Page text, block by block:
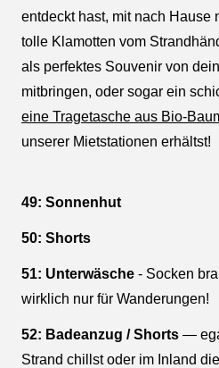
entdeckt hast, mit nach Hause
tolle Klamotten vom
als perfektes Souvenir von
mitbringen, oder sogar ein
eine Tragetasche aus Bio-
unserer Mietstationen erhältst!
49: Sonnenhut
50: Shorts
51: Unterwäsche - Socken
wirklich nur für Wanderungen!
52: Badeanzug / Shorts —
Strand chillst oder im Inland